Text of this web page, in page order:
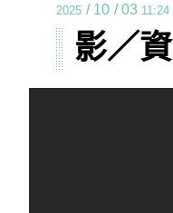
2025 / 10 / 03 11:24
影／